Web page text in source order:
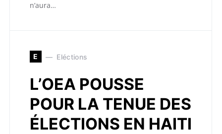
n’aura…
E Eléctions
L’OEA POUSSE
POUR LA TENUE DES
ÉLECTIONS EN HAITI